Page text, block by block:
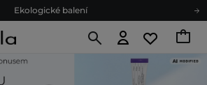
Ekologické balení
Doporučovací Program